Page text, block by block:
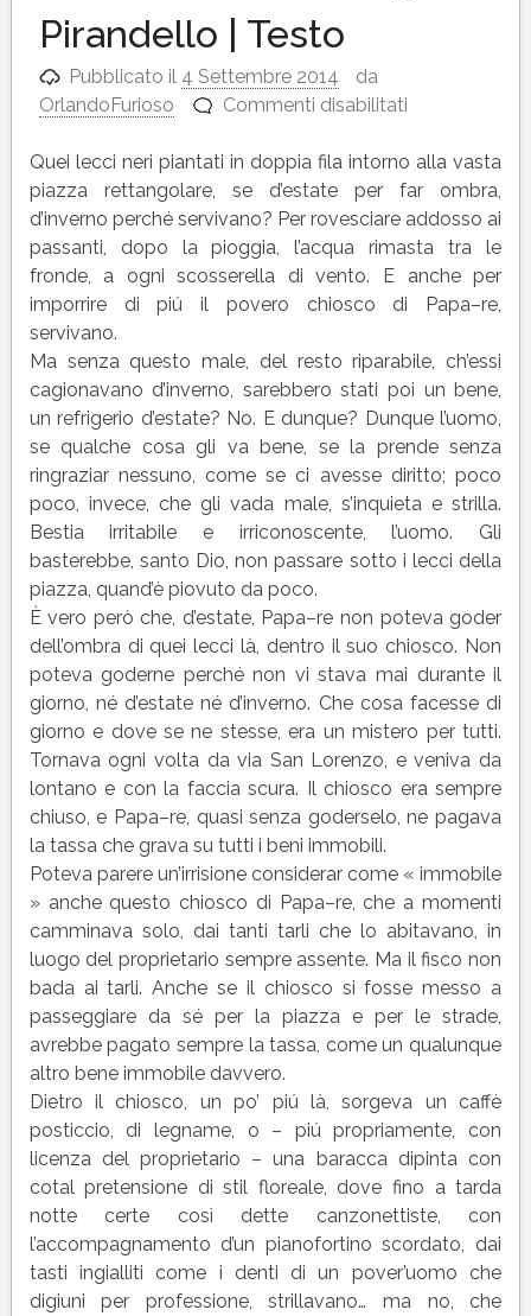
Pirandello | Testo
Pubblicato il 4 Settembre 2014
da
OrlandoFurioso
Commenti disabilitati
SCALDINO
di
Luigi
Pirandello
|
Testo
Quei lecci neri piantati in doppia fila intorno alla vasta
piazza rettangolare, se d’estate per far ombra,
d’inverno perché servivano? Per rovesciare addosso ai
passanti, dopo la pioggia, l’acqua rimasta tra le
fronde, a ogni scosserella di vento. E anche per
imporrire di piú il povero chiosco di Papa–re,
servivano.
Ma senza questo male, del resto riparabile, ch’essi
cagionavano d’inverno, sarebbero stati poi un bene,
un refrigerio d’estate? No. E dunque? Dunque l’uomo,
se qualche cosa gli va bene, se la prende senza
ringraziar nessuno, come se ci avesse diritto; poco
poco, invece, che gli vada male, s’inquieta e strilla.
Bestia irritabile e irriconoscente, l’uomo. Gli
basterebbe, santo Dio, non passare sotto i lecci della
piazza, quand’è piovuto da poco.
È vero però che, d’estate, Papa–re non poteva goder
dell’ombra di quei lecci là, dentro il suo chiosco. Non
poteva goderne perché non vi stava mai durante il
giorno, né d’estate né d’inverno. Che cosa facesse di
giorno e dove se ne stesse, era un mistero per tutti.
Tornava ogni volta da via San Lorenzo, e veniva da
lontano e con la faccia scura. Il chiosco era sempre
chiuso, e Papa–re, quasi senza goderselo, ne pagava
la tassa che grava su tutti i beni immobili.
Poteva parere un’irrisione considerar come « immobile
» anche questo chiosco di Papa–re, che a momenti
camminava solo, dai tanti tarli che lo abitavano, in
luogo del proprietario sempre assente. Ma il fisco non
bada ai tarli. Anche se il chiosco si fosse messo a
passeggiare da sé per la piazza e per le strade,
avrebbe pagato sempre la tassa, come un qualunque
altro bene immobile davvero.
Dietro il chiosco, un po’ piú là, sorgeva un caffè
posticcio, di legname, o – piú propriamente, con
licenza del proprietario – una baracca dipinta con
cotal pretensione di stil floreale, dove fino a tarda
notte certe così dette canzonettiste, con
l’accompagnamento d’un pianofortino scordato, dai
tasti ingialliti come i denti di un pover’uomo che
digiuni per professione, strillavano… ma no, che